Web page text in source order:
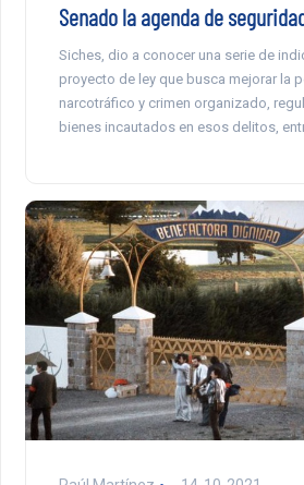
Senado la agenda de
Siches, dio a conocer una serie de
proyecto de ley que busca mejorar la
narcotráfico y crimen organizado,
bienes incautados en esos delitos,